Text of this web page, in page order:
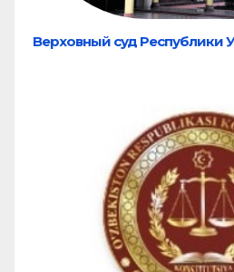
Верховный суд Республики